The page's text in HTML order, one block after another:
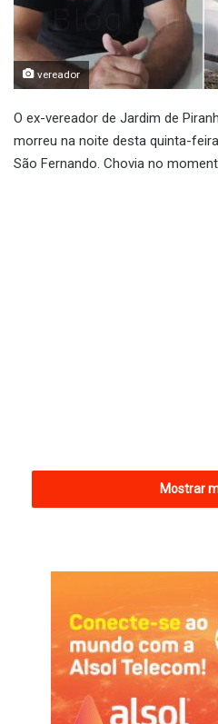
vereador
O ex-vereador de Jardim de
morreu na noite desta quinta-
São Fernando. Chovia no
mobilizou as redes sociais na
O Corpo de Bombeiros de Caicó
Itep. As causas do acidente
órgãos competentes.
Informações com Jair Sampaio
Mostrar